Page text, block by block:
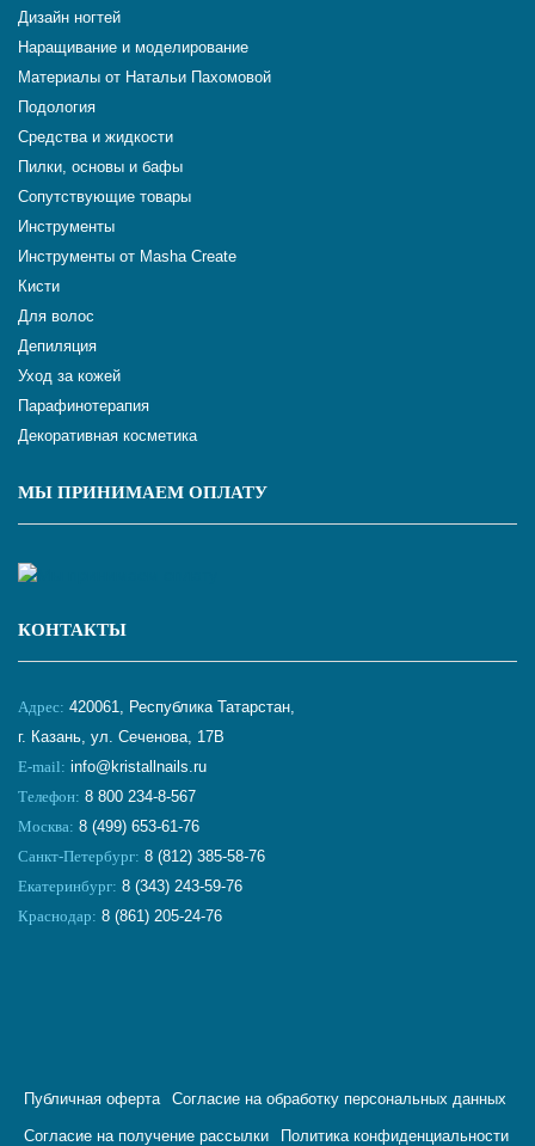
Дизайн ногтей
Наращивание и моделирование
Материалы от Натальи Пахомовой
Подология
Средства и жидкости
Пилки, основы и бафы
Сопутствующие товары
Инструменты
Инструменты от Masha Create
Кисти
Для волос
Депиляция
Уход за кожей
Парафинотерапия
Декоративная косметика
МЫ ПРИНИМАЕМ ОПЛАТУ
КОНТАКТЫ
Адрес: 420061, Республика Татарстан,
г. Казань, ул. Сеченова, 17В
E-mail: info@kristallnails.ru
Телефон: 8 800 234-8-567
Москва: 8 (499) 653-61-76
Санкт-Петербург: 8 (812) 385-58-76
Екатеринбург: 8 (343) 243-59-76
Краснодар: 8 (861) 205-24-76
Публичная оферта Согласие на обработку персональных данных
Согласие на получение рассылки Политика конфиденциальности